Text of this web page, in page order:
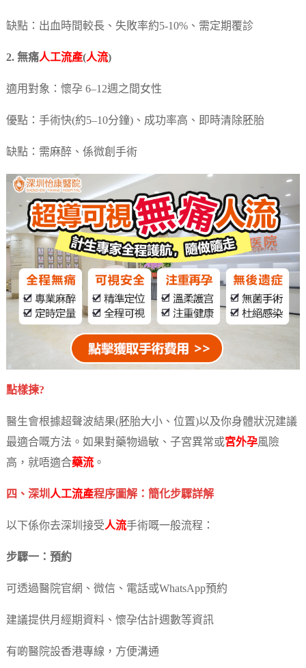
缺點：出血時間較長、失敗率約5-10%、需定期覆診
2. 無痛人工流產(人流)
適用對象：懷孕 6–12週之間女性
優點：手術快(約5–10分鐘)、成功率高、即時清除胚胎
缺點：需麻醉、係微創手術
點樣揀?
醫生會根據超聲波結果(胚胎大小、位置)以及你身體狀況建議
最適合嘅方法。如果對藥物過敏、子宮異常或宮外孕風險
高，就唔適合藥流。
四、深圳 人工流產程序圖解：簡化步驟詳解
以下係你去深圳接受人流手術嘅一般流程：
步驟一：預約
可透過醫院官網、微信、電話或WhatsApp預約
建議提供月經期資料、懷孕估計週數等資訊
有啲醫院設香港專線，方便溝通